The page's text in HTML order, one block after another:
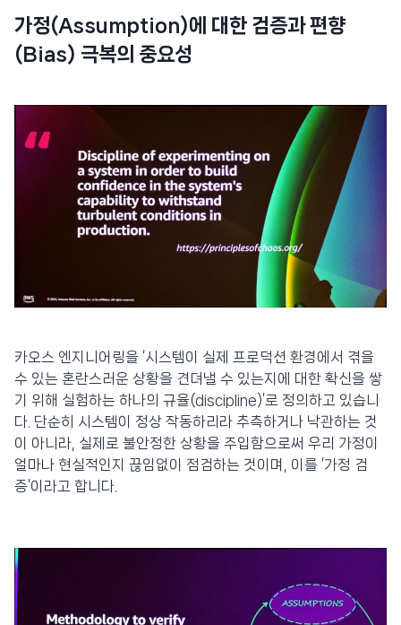
가정(Assumption)에 대한 검증과 편향
(Bias) 극복의 중요성
카오스 엔지니어링을 ‘시스템이 실제 프로덕션 환경에서 겪을
수 있는 혼란스러운 상황을 견뎌낼 수 있는지에 대한 확신을 쌓
기 위해 실험하는 하나의 규율(discipline)’로 정의하고 있습니
다. 단순히 시스템이 정상 작동하리라 추측하거나 낙관하는 것
이 아니라, 실제로 불안정한 상황을 주입함으로써 우리 가정이
얼마나 현실적인지 끊임없이 점검하는 것이며, 이를 ‘가정 검
증’이라고 합니다.